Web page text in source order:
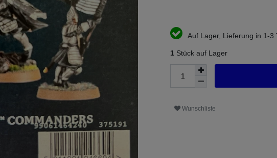
Auf Lager, Lieferung in 1-3
1 Stück auf Lager
Wunschliste